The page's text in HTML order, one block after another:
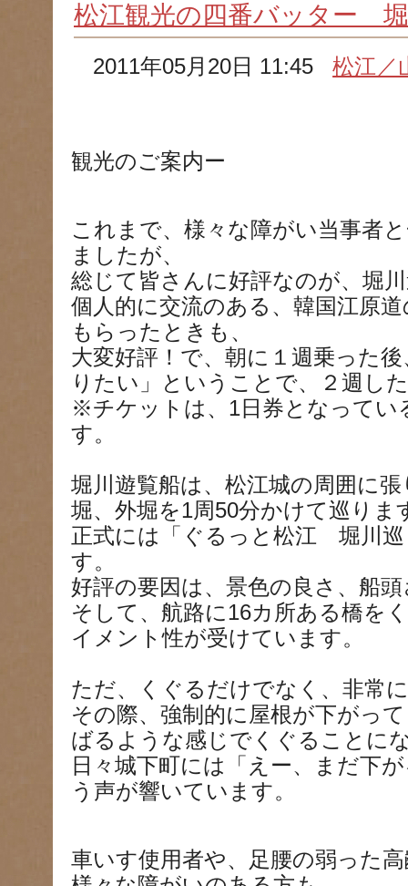
松江観光の四番バッター
2011年05月20日 11:45松江／
観光のご案内ー
これまで、様々な障がい当事者
ましたが、
総じて皆さんに好評なのが、堀
個人的に交流のある、韓国江原
もらったときも、
大変好評！で、朝に１週乗った
りたい」ということで、２週し
※チケットは、1日券となってい
す。
堀川遊覧船は、松江城の周囲に
堀、外堀を1周50分かけて巡りま
正式には「ぐるっと松江 堀川
す。
好評の要因は、景色の良さ、船
そして、航路に16カ所ある橋を
イメント性が受けています。
ただ、くぐるだけでなく、非常
その際、強制的に屋根が下がっ
ばるような感じでくぐることに
日々城下町には「えー、まだ下
う声が響いています。
車いす使用者や、足腰の弱った